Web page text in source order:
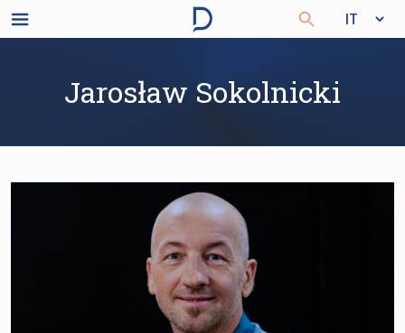
Jarosław Sokolnicki